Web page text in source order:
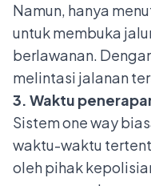
Namun, hanya
untuk membuka
berlawanan.
melintasi jalanan
3. Waktu
Sistem one way
waktu-waktu
oleh pihak